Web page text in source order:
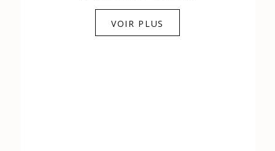
VOIR PLUS